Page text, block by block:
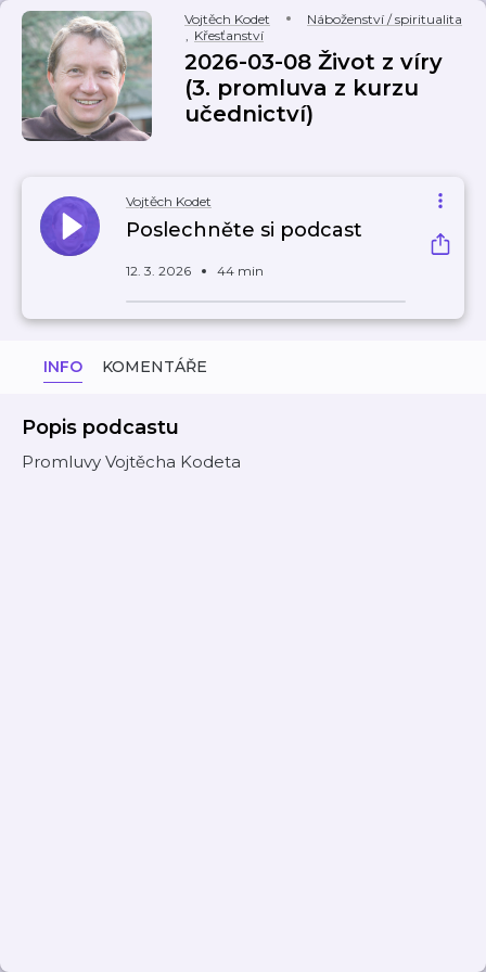
Vojtěch Kodet
Náboženství / spiritualita
, Křesťanství
2026-03-08 Život z víry
(3. promluva z kurzu
učednictví)
Vojtěch Kodet
Poslechněte si podcast
12. 3. 2026 44 min
INFO KOMENTÁŘE
Popis podcastu
Promluvy Vojtěcha Kodeta